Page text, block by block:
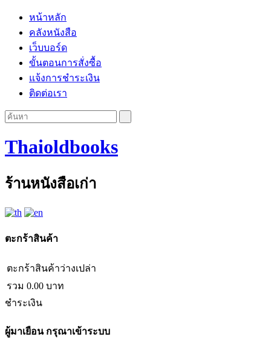
หน้าหลัก
คลังหนังสือ
เว็บบอร์ด
ขั้นตอนการสั่งซื้อ
แจ้งการชำระเงิน
ติดต่อเรา
Thaioldbooks
ร้านหนังสือเก่า
ตะกร้าสินค้า
ตะกร้าสินค้าว่างเปล่า
รวม 0.00 บาท
ชำระเงิน
ผู้มาเยือนกรุณาเข้าระบบ